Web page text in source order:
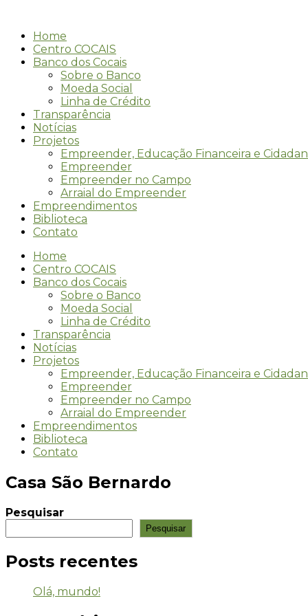
conteúdo
Home
Centro COCAIS
Banco dos Cocais
Sobre o Banco
Moeda Social
Linha de Crédito
Transparência
Notícias
Projetos
Empreender, Educação Financeira e
Empreender
Empreender no Campo
Arraial do Empreender
Empreendimentos
Biblioteca
Contato
Home
Centro COCAIS
Banco dos Cocais
Sobre o Banco
Moeda Social
Linha de Crédito
Transparência
Notícias
Projetos
Empreender, Educação Financeira e
Empreender
Empreender no Campo
Arraial do Empreender
Empreendimentos
Biblioteca
Contato
Casa São Bernardo
Pesquisar
Pesquisar
Posts recentes
Olá, mundo!